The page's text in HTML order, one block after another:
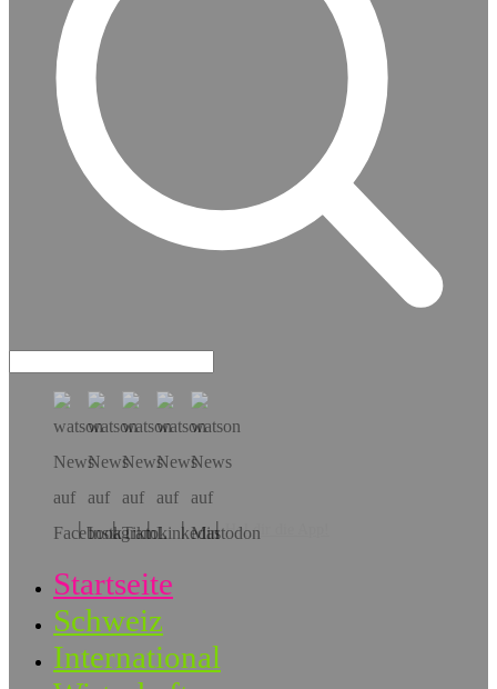
Hol dir die App!
Startseite
Schweiz
International